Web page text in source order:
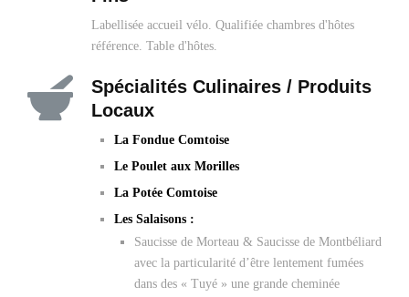
Labellisée accueil vélo. Qualifiée chambres d'hôtes
référence. Table d'hôtes.
Spécialités Culinaires / Produits
Locaux
La Fondue Comtoise
Le Poulet aux Morilles
La Potée Comtoise
Les Salaisons :
Saucisse de Morteau & Saucisse de Montbéliard
avec la particularité d’être lentement fumées
dans des « Tuyé » une grande cheminée